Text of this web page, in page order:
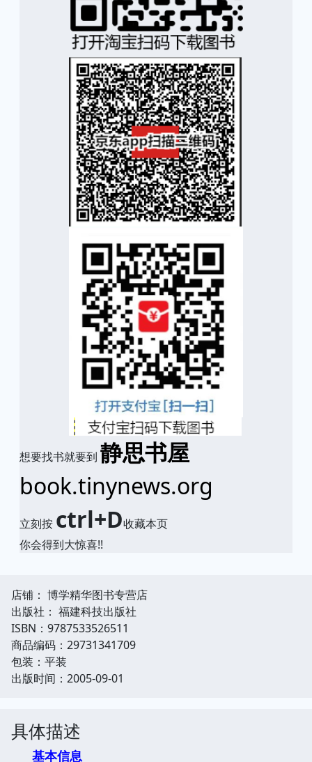
想要找书就要到 静思书屋
book.tinynews.org
立刻按 ctrl+D收藏本页
你会得到大惊喜!!
店铺： 博学精华图书专营店
出版社： 福建科技出版社
ISBN：9787533526511
商品编码：29731341709
包装：平装
出版时间：2005-09-01
具体描述
基本信息